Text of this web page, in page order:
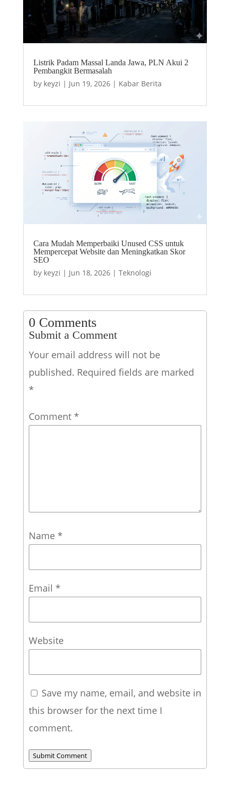
Listrik Padam Massal Landa Jawa, PLN Akui 2
Pembangkit Bermasalah
by keyzi | Jun 19, 2026| Kabar Berita
Cara Mudah Memperbaiki Unused CSS untuk
Mempercepat Website dan Meningkatkan Skor
SEO
by keyzi | Jun 18, 2026| Teknologi
0 Comments
Submit a Comment
Your email address will not be
published. Required fields are marked
*
Comment *
Name *
Email *
Website
Save my name, email, and website in
this browser for the next time I
comment.
Submit Comment